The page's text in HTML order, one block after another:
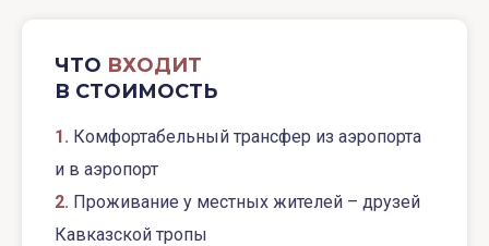
ЧТО ВХОДИТ
В СТОИМОСТЬ
1. Комфортабельный трансфер из аэропорта
и в аэропорт
2. Проживание у местных жителей – друзей
Кавказской тропы